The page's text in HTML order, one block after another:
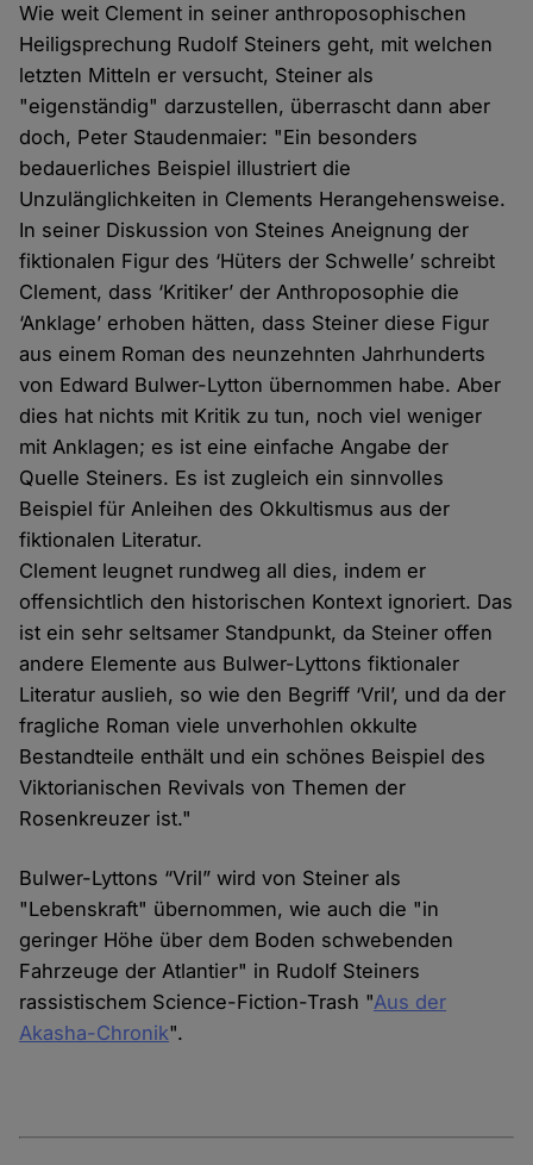
Wie weit Clement in seiner anthroposophischen
Heiligsprechung Rudolf Steiners geht, mit welchen
letzten Mitteln er versucht, Steiner als
"eigenständig" darzustellen, überrascht dann aber
doch, Peter Staudenmaier: "Ein besonders
bedauerliches Beispiel illustriert die
Unzulänglichkeiten in Clements Herangehensweise.
In seiner Diskussion von Steines Aneignung der
fiktionalen Figur des ‘Hüters der Schwelle’ schreibt
Clement, dass ‘Kritiker’ der Anthroposophie die
‘Anklage’ erhoben hätten, dass Steiner diese Figur
aus einem Roman des neunzehnten Jahrhunderts
von Edward Bulwer-Lytton übernommen habe. Aber
dies hat nichts mit Kritik zu tun, noch viel weniger
mit Anklagen; es ist eine einfache Angabe der
Quelle Steiners. Es ist zugleich ein sinnvolles
Beispiel für Anleihen des Okkultismus aus der
fiktionalen Literatur.
Clement leugnet rundweg all dies, indem er
offensichtlich den historischen Kontext ignoriert. Das
ist ein sehr seltsamer Standpunkt, da Steiner offen
andere Elemente aus Bulwer-Lyttons fiktionaler
Literatur auslieh, so wie den Begriff ‘Vril’, und da der
fragliche Roman viele unverhohlen okkulte
Bestandteile enthält und ein schönes Beispiel des
Viktorianischen Revivals von Themen der
Rosenkreuzer ist."
Bulwer-Lyttons “Vril” wird von Steiner als
"Lebenskraft" übernommen, wie auch die "in
geringer Höhe über dem Boden schwebenden
Fahrzeuge der Atlantier" in Rudolf Steiners
rassistischem Science-Fiction-Trash "Aus der
Akasha-Chronik".